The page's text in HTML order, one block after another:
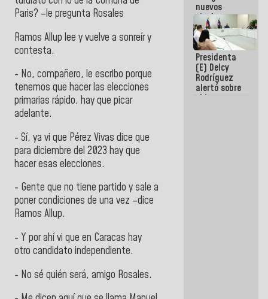
Paris? –le pregunta Rosales
Ramos Allup lee y vuelve a sonreír y
contesta.
- No, compañero, le escribo porque
tenemos que hacer las elecciones
primarias rápido, hay que picar
adelante.
- Sí, ya vi que Pérez Vivas dice que
para diciembre del 2023 hay que
hacer esas elecciones.
- Gente que no tiene partido y sale a
poner condiciones de una vez –dice
Ramos Allup.
- Y por ahí vi que en Caracas hay
otro candidato independiente.
- No sé quién será, amigo Rosales.
nuevos
titulares en
el
Viceministerio
de Energía
Eléctrica y
CORPOELEC
Presidenta
(E) Delcy
Rodríguez
alertó sobre
el impacto